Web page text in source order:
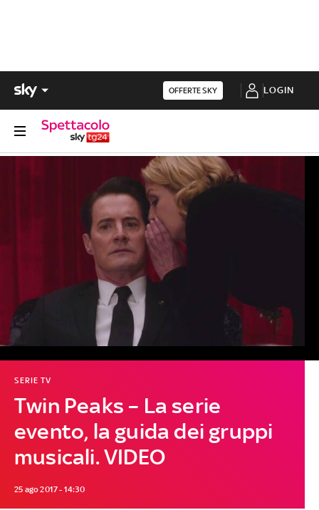
OFFERTE SKY LOGIN
Twin Peaks – La serie
evento, la guida dei gruppi
musicali. VIDEO
SERIE TV
25 ago 2017 - 14:30